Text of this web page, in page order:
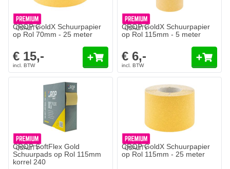
In mijn winkelwagen
CROP GoldX Schuurpapier
op Rol 70mm - 25 meter
€ 15,-
CROP GoldX Schuurpapier
op Rol 115mm - 5 meter
€ 6,-
CROP SoftFlex Gold
Schuurpads op Rol 115mm
korrel 240
Op voorraad
99
In mijn
CROP GoldX Schuurpapier
op Rol 115mm - 25 meter